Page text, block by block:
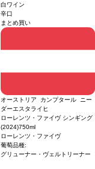
白ワイン
辛口
まとめ買い
オーストリア カンプタール ニー
ダーエスタライヒ
ローレンツ・ファイヴ シンギング
(2024)750ml
ローレンツ・ファイヴ
葡萄品種:
グリューナー・ヴェルトリーナー